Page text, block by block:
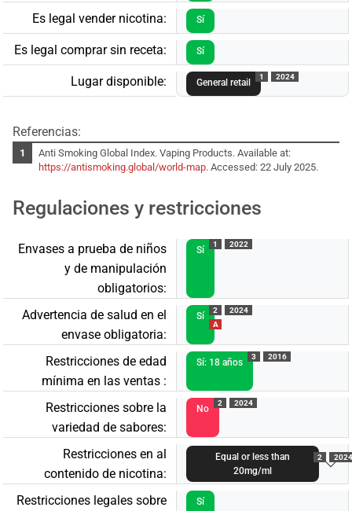
Es legal vender nicotina: Sí
Es legal comprar sin receta: Sí
Lugar disponible: General retail
1 2024
Referencias:
Anti Smoking Global Index. Vaping Products. Available at:
https://antismoking.global/world-map. Accessed: 22 July 2025.
Regulaciones y restricciones
Envases a prueba de niños
y de manipulación
obligatorios:
Sí
1 2022
Advertencia de salud en el
envase obligatoria:
Sí
2
A
2024
Restricciones de edad
mínima en las ventas :
Sí: 18 años
3 2016
Restricciones sobre la
variedad de sabores:
No
2 2024
Restricciones en al
contenido de nicotina:
Equal or less than
20mg/ml
2 2024
Restricciones legales sobre
Sí